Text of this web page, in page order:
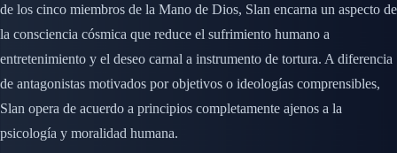
de los cinco miembros de la Mano de Dios, Slan encarna un aspecto de
la consciencia cósmica que reduce el sufrimiento humano a
entretenimiento y el deseo carnal a instrumento de tortura. A diferencia
de antagonistas motivados por objetivos o ideologías comprensibles,
Slan opera de acuerdo a principios completamente ajenos a la
psicología y moralidad humana.